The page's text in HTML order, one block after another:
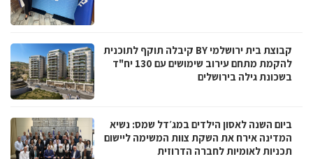
קבוצת בית ירושלמי BY קיבלה תוקף לתוכנית
להקמת מתחם עירוב שימושים עם 130 יח"ד
בשכונת גילה בירושלים
ביום השנה לאסון הילדים במג׳דל שמס: נשיא
המדינה אירח את השקת צוות המשימה ליישום
תכניות לאומיות לחברה הדרוזית